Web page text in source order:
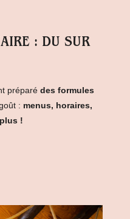
: DU SUR
préparé des formules
: menus, horaires,
!